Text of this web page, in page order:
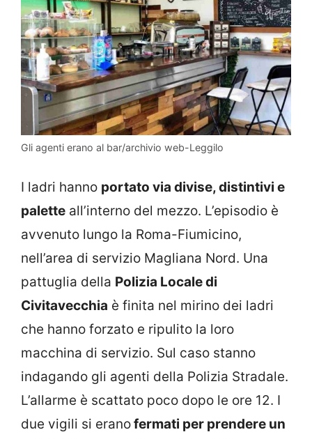
Gli agenti erano al bar/archivio web-Leggilo
I ladri hanno portato via divise, distintivi e
palette all’interno del mezzo. L’episodio è
avvenuto lungo la Roma-Fiumicino,
nell’area di servizio Magliana Nord. Una
pattuglia della Polizia Locale di
Civitavecchia è finita nel mirino dei ladri
che hanno forzato e ripulito la loro
macchina di servizio. Sul caso stanno
indagando gli agenti della Polizia Stradale.
L’allarme è scattato poco dopo le ore 12. I
due vigili si eranofermati per prendere un